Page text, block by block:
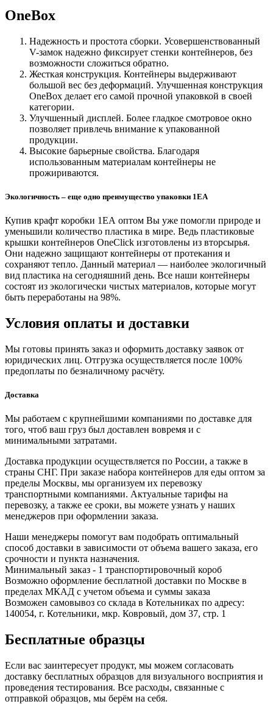
OneBox
Надежность и простота сборки. Усовершенствованный
V-замок надежно фиксирует стенки контейнеров, без
возможности сложиться обратно.
Жесткая конструкция. Контейнеры выдерживают
большой вес без деформаций. Улучшенная конструкция
OneBox делает его самой прочной упаковкой в своей
категории.
Улучшенный дисплей. Более гладкое смотровое окно
позволяет привлечь внимание к упакованной
продукции.
Высокие барьерные свойства. Благодаря
использованным материалам контейнеры не
прожириваются.
Экологичность – еще одно преимущество упаковки 1ЕА
Купив крафт коробки 1ЕА оптом Вы уже помогли природе и
уменьшили количество пластика в мире. Ведь пластиковые
крышки контейнеров OneClick изготовлены из вторсырья.
Они надежно защищают контейнеры от протекания и
сохраняют тепло. Данный материал — наиболее экологичный
вид пластика на сегодняшний день. Все наши контейнеры
состоят из экологически чистых материалов, которые могут
быть переработаны на 98%.
Условия оплаты и доставки
Мы готовы принять заказ и оформить доставку заявок от
юридических лиц. Отгрузка осуществляется после 100%
предоплаты по безналичному расчёту.
Доставка
Мы работаем с крупнейшими компаниями по доставке для
того, чтоб ваш груз был доставлен вовремя и с
минимальными затратами.
Доставка продукции осуществляется по России, а также в
страны СНГ. При заказе набора контейнеров для еды оптом за
пределы Москвы, мы организуем их перевозку
транспортными компаниями. Актуальные тарифы на
перевозку, а также ее сроки, вы можете узнать у наших
менеджеров при оформлении заказа.
Наши менеджеры помогут вам подобрать оптимальный
способ доставки в зависимости от объема вашего заказа, его
срочности и пункта назначения.
Минимальный заказ - 1 транспортировочный короб
Возможно оформление бесплатной доставки по Москве в
пределах МКАД с учетом объема и суммы заказа
Возможен самовывоз со склада в Котельниках по адресу:
140054, г. Котельники, мкр. Ковровый, дом 37, стр. 1
Бесплатные образцы
Если вас заинтересует продукт, мы можем согласовать
доставку бесплатных образцов для визуального восприятия и
проведения тестирования. Все расходы, связанные с
отправкой образцов, мы берём на себя.